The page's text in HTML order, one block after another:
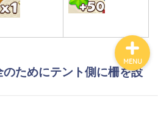
ためにテント側に柵を設
MENU